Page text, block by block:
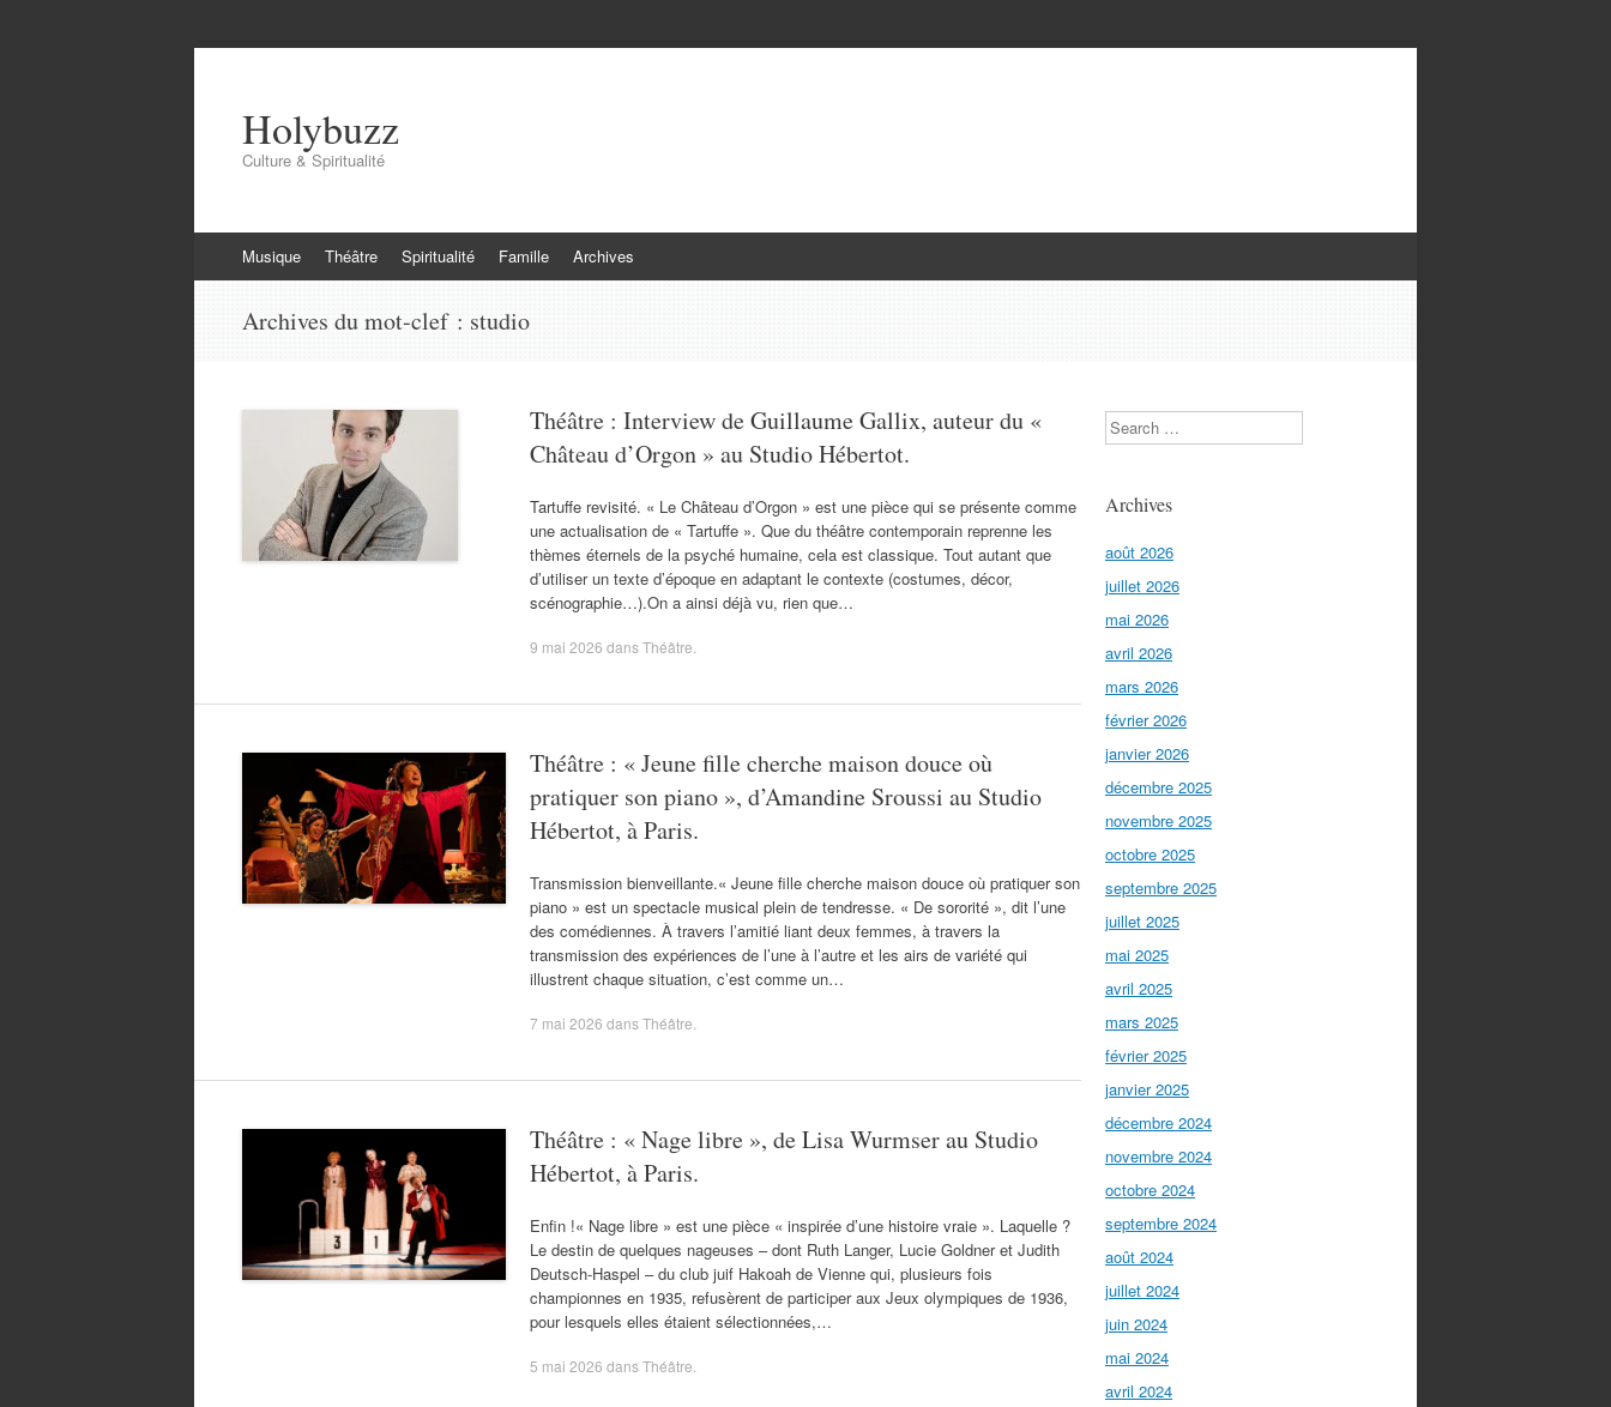
Holybuzz
Culture & Spiritualité
au
Musique Théâtre Spiritualité Famille Archives
Archives du mot-clef : studio
Théâtre : Interview de Guillaume Gallix, auteur du «
Château d’Orgon » au Studio Hébertot.
Tartuffe revisité. « Le Château d’Orgon » est une pièce qui se présente comme
une actualisation de « Tartuffe ». Que du théâtre contemporain reprenne les
thèmes éternels de la psyché humaine, cela est classique. Tout autant que
d’utiliser un texte d’époque en adaptant le contexte (costumes, décor,
scénographie…).On a ainsi déjà vu, rien que…
9 mai 2026 dansThéâtre
Théâtre : « Jeune fille cherche maison douce où
pratiquer son piano », d’Amandine Sroussi au Studio
Hébertot, à Paris.
Transmission bienveillante.« Jeune fille cherche maison douce où pratiquer son
piano » est un spectacle musical plein de tendresse. « De sororité », dit l’une
des comédiennes. À travers l’amitié liant deux femmes, à travers la
transmission des expériences de l’une à l’autre et les airs de variété qui
illustrent chaque situation, c’est comme un…
7 mai 2026 dansThéâtre
Théâtre : « Nage libre », de Lisa Wurmser au Studio
Hébertot, à Paris.
Enfin !« Nage libre » est une pièce « inspirée d’une histoire vraie ». Laquelle ?
Le destin de quelques nageuses – dont Ruth Langer, Lucie Goldner et Judith
Deutsch-Haspel – du club juif Hakoah de Vienne qui, plusieurs fois
championnes en 1935, refusèrent de participer aux Jeux olympiques de 1936,
pour lesquels elles étaient sélectionnées,…
5 mai 2026 dansThéâtre
Search
Archives
août 2026
juillet 2026
mai 2026
avril 2026
mars 2026
février 2026
janvier 2026
décembre 2025
novembre 2025
octobre 2025
septembre 2025
juillet 2025
mai 2025
avril 2025
mars 2025
février 2025
janvier 2025
décembre 2024
novembre 2024
octobre 2024
septembre 2024
août 2024
juillet 2024
juin 2024
mai 2024
avril 2024